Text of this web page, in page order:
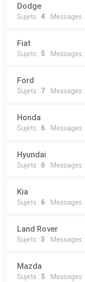
Dodge
Sujets : 4Messages :
Fiat
Sujets : 5 Messages :
Ford
Sujets : 7Messages :
Honda
Sujets : 6 Messages :
Hyundai
Sujets : 6 Messages :
Kia
Sujets : 6 Messages :
Land Rover
Sujets : 3 Messages :
Mazda
Sujets : 5 Messages :